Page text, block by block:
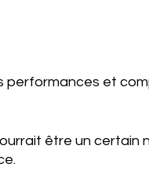
performances et
être un certain